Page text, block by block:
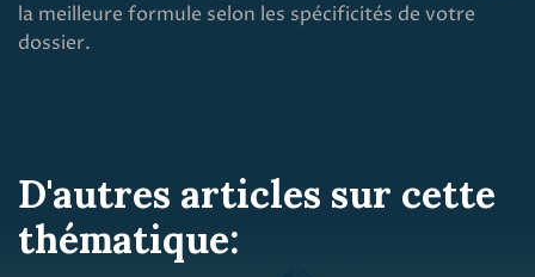
la meilleure formule selon les spécificités de votre
dossier.
D'autres articles sur cette
thématique: